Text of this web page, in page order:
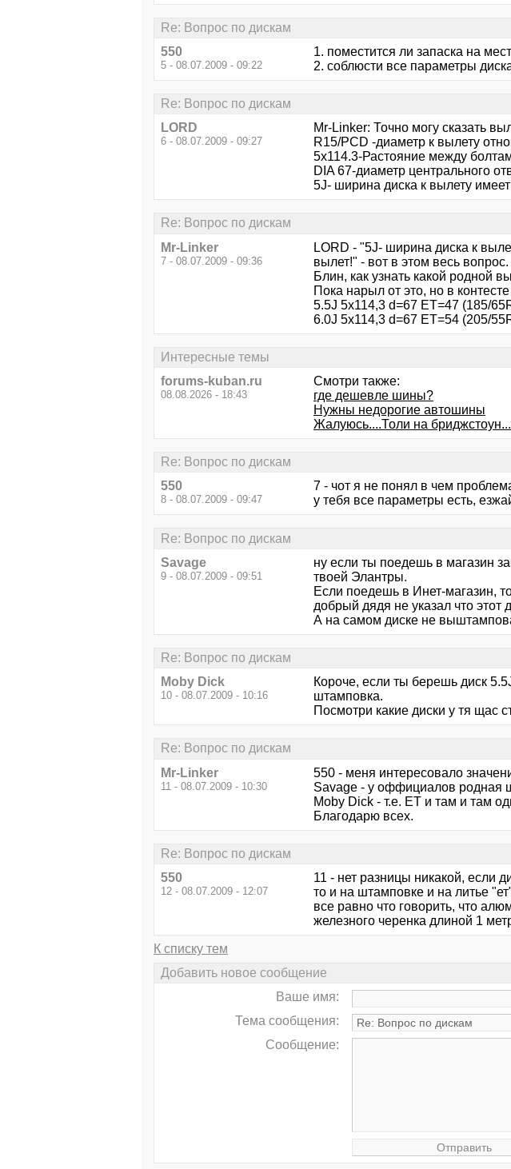
Re: Вопрос по дискам
550
5 - 08.07.2009 - 09:22
1. поместится ли запаска на
2. соблюсти все параметры
Re: Вопрос по дискам
LORD
6 - 08.07.2009 - 09:27
Mr-Linker: Точно могу сказать
R15/PCD -диаметр к вылету
5x114.3-Растояние между
DIA 67-диаметр центрального
5J- ширина диска к вылету
Re: Вопрос по дискам
Mr-Linker
7 - 08.07.2009 - 09:36
LORD - "5J- ширина диска к
вылет!" - вот в этом весь вопрос.
Блин, как узнать какой родной
Пока нарыл от это, но в контесте
5.5J 5x114,3 d=67 ET=47 (185/
6.0J 5x114,3 d=67 ET=54 (205/
Интересные темы
forums-kuban.ru
08.08.2026 - 18:43
Смотри также:
где дешевле шины?
Нужны недорогие автошины
Жалуюсь....Толи на
Re: Вопрос по дискам
550
8 - 08.07.2009 - 09:47
7 - чот я не понял в чем
у тебя все параметры есть,
Re: Вопрос по дискам
Savage
9 - 08.07.2009 - 09:51
ну если ты поедешь в магазин
твоей Элантры.
Если поедешь в Инет-магазин,
добрый дядя не указал что этот
А на самом диске не
Re: Вопрос по дискам
Moby Dick
10 - 08.07.2009 - 10:16
Короче, если ты берешь диск
штамповка.
Посмотри какие диски у тя щас
Re: Вопрос по дискам
Mr-Linker
11 - 08.07.2009 - 10:30
550 - меня интересовало
Savage - у оффициалов родная
Moby Dick - т.е. ЕТ и там и там
Благодарю всех.
Re: Вопрос по дискам
550
12 - 08.07.2009 - 12:07
11 - нет разницы никакой, если
то и на штамповке и на литье
все равно что говорить, что
железного черенка длиной 1
К списку тем
Добавить новое сообщение
Ваше имя:
Тема сообщения:
Сообщение: